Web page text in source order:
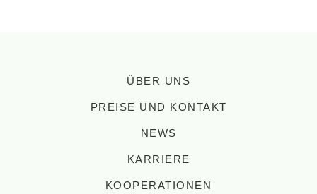
ÜBER UNS
PREISE UND KONTAKT
NEWS
KARRIERE
KOOPERATIONEN